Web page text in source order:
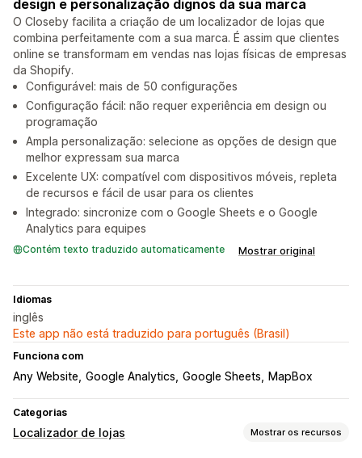
design e personalização dignos da sua marca
O Closeby facilita a criação de um localizador de lojas que
combina perfeitamente com a sua marca. É assim que clientes
online se transformam em vendas nas lojas físicas de empresas
da Shopify.
Configurável: mais de 50 configurações
Configuração fácil: não requer experiência em design ou
programação
Ampla personalização: selecione as opções de design que
melhor expressam sua marca
Excelente UX: compatível com dispositivos móveis, repleta
de recursos e fácil de usar para os clientes
Integrado: sincronize com o Google Sheets e o Google
Analytics para equipes
Contém texto traduzido automaticamente Mostrar original
Idiomas
inglês
Este app não está traduzido para português (Brasil)
Funciona com
Any Website Google Analytics Google Sheets MapBox
Categorias
Localizador de lojas Mostrar os recursos